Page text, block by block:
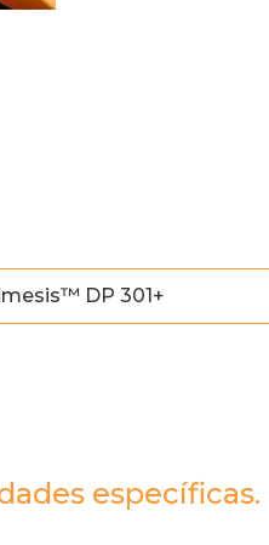
DP 301+
específicas.